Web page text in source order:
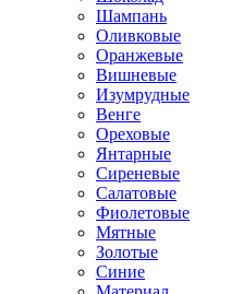
Шампань
Оливковые
Оранжевые
Вишневые
Изумрудные
Венге
Ореховые
Янтарные
Сиреневые
Салатовые
Фиолетовые
Мятные
Золотые
Синие